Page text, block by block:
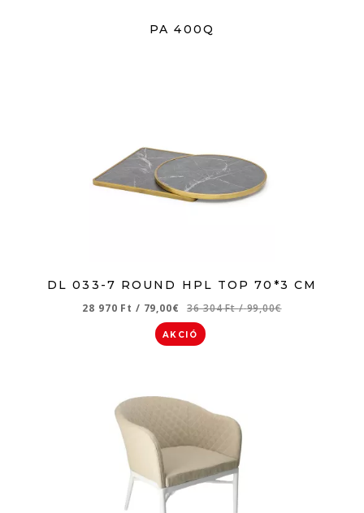
PA 400Q
DL 033-7 ROUND HPL TOP 70*3 CM
28 970 Ft / 79,00€ 36 304 Ft/ 99,00€
AKCIÓ